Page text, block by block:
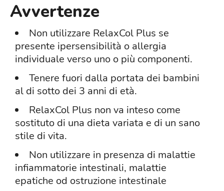
Avvertenze
Non utilizzare RelaxCol Plus se
presente ipersensibilità o allergia
individuale verso uno o più componenti.
Tenere fuori dalla portata dei bambini
al di sotto dei 3 anni di età.
RelaxCol Plus non va inteso come
sostituto di una dieta variata e di un sano
stile di vita.
Non utilizzare in presenza di malattie
infiammatorie intestinali, malattie
epatiche od ostruzione intestinale